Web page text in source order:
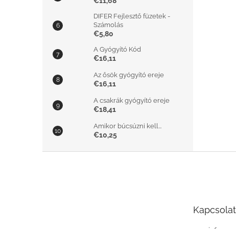
DIFER Fejlesztő füzetek -
Számolás
€5,80
A Gyógyító Kód
€16,11
Az ősök gyógyító ereje
€16,11
A csakrák gyógyító ereje
€18,41
Amikor búcsúzni kell...
€10,25
Kapcsolat